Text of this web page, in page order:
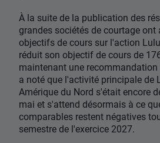
À la suite de la publication des
grandes sociétés de courtage ont
objectifs de cours sur l'action
réduit son objectif de cours de
maintenant une recommandation
a noté que l'activité principale de
Amérique du Nord s'était encore
mai et s'attend désormais à ce
comparables restent négatives
semestre de l'exercice 2027.